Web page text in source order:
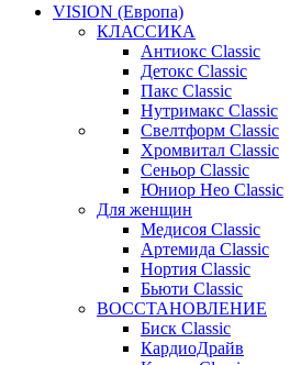
VISION (Европа)
КЛАССИКА
Антиокс Classic
Детокс Classic
Пакс Classic
Нутримакс Classic
Свелтформ Classic
Хромвитал Classic
Сеньор Classic
Юниор Нео Classic
Для женщин
Медисоя Classic
Артемида Classic
Нортия Classic
Бьюти Classic
ВОССТАНОВЛЕНИЕ
Биск Classic
КардиоДрайв